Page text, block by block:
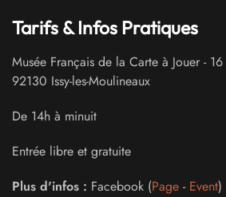
Tarifs & Infos Pratiques
Musée Français de la Carte à Jouer -
92130 Issy-les-Moulineaux
De 14h à minuit
Entrée libre et gratuite
Plus d'infos : Facebook (Page - Event)